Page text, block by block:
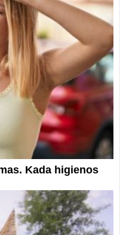
Kada higienos